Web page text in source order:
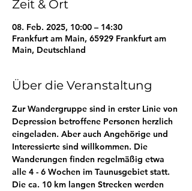
Zeit & Ort
08. Feb. 2025, 10:00 – 14:30
Frankfurt am Main, 65929 Frankfurt am
Main, Deutschland
Über die Veranstaltung
Zur Wandergruppe sind in erster Linie von
Depression betroffene Personen herzlich
eingeladen. Aber auch Angehörige und
Interessierte sind willkommen. Die
Wanderungen finden regelmäßig etwa
alle 4 - 6 Wochen im Taunusgebiet statt.
Die ca. 10 km langen Strecken werden